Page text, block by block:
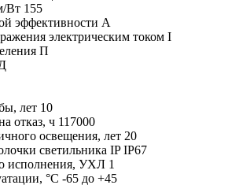
Вт 155
эффективности A
электрическим током I
П
лет 10
отказ, ч 117000
освещения, лет 20
светильника IP IP67
исполнения, УХЛ 1
°С -65 до +45